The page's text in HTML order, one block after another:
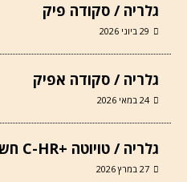
גלריה / סקודה פיק
29 ביוני 2026
גלריה / סקודה אפיק
24 במאי 2026
גלריה / טויוטה +C-HR חשמלית
27 במרץ 2026